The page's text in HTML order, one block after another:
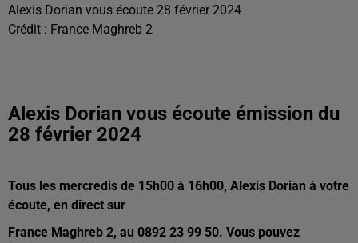
Alexis Dorian vous écoute 28 février 2024
Crédit : France Maghreb 2
Alexis Dorian vous écoute émission du
28 février 2024
Tous les mercredis de 15h00 à 16h00, Alexis Dorian à votre
écoute, en direct sur
France Maghreb 2, au 0892 23 99 50. Vous pouvez